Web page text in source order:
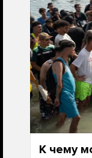
К чему